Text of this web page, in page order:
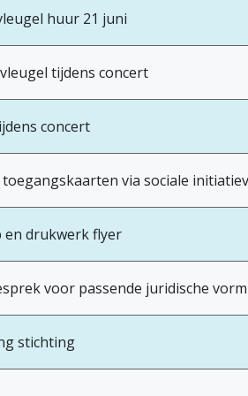
huur 21 juni
tijdens concert
concert
toegangskaarten via sociale
en drukwerk flyer
voor passende juridische vorm
stichting